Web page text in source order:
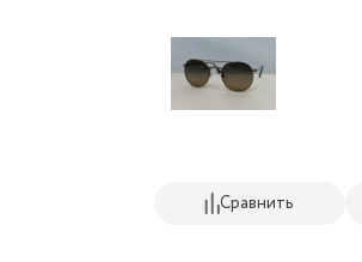
Сравнить